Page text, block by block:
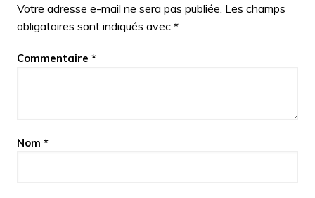
Votre adresse e-mail ne sera pas publiée. Les champs
obligatoires sont indiqués avec *
Commentaire *
Nom *